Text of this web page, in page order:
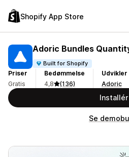
Shopify App Store
Adoric Bundles
Built for Shopify
Priser
Gratis
Bedømmelse
4,8
(136)
Udvikler
Adoric
Installér
Se